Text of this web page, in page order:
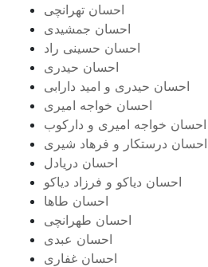
احسان تهرانچی
احسان جمشیدی
احسان حسینی راد
احسان حیدری
احسان حیدری و امید دارابی
احسان خواجه امیری
احسان خواجه امیری و دارکوب
احسان درستكار و فرهاد شيرى
احسان دریادل
احسان دیاکو و فرزاد دیاکو
احسان طاها
احسان طهرانچی
احسان عبدی
احسان غفاری